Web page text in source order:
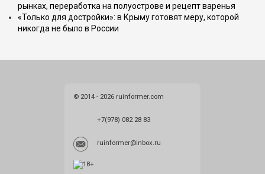
рынках, переработка на полуострове и рецепт варенья
«Только для достройки»: в Крыму готовят меру, которой
никогда не было в России
© 2014 - 2026 ruinformer.com
+7(978) 082 28 83
ruinformer@inbox.ru